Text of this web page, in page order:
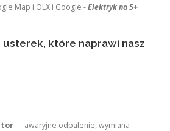
Map i OLX i Google -Elektryk na 5+
które naprawi nasz
— awaryjne odpalenie, wymiana